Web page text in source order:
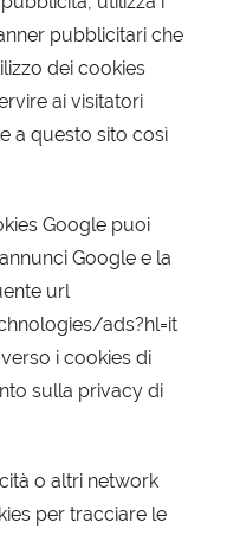
pubblicitari che
dei cookies
ai visitatori
a questo sito così
Google puoi
Google e la
url
ads?hl=it
i cookies di
sulla privacy di
o altri network
per tracciare le